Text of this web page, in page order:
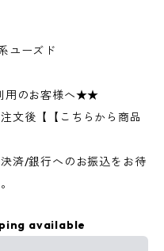
ユーズド
用のお客様へ★★
文後【【こちらから商品
済/銀行へのお振込をお待
available